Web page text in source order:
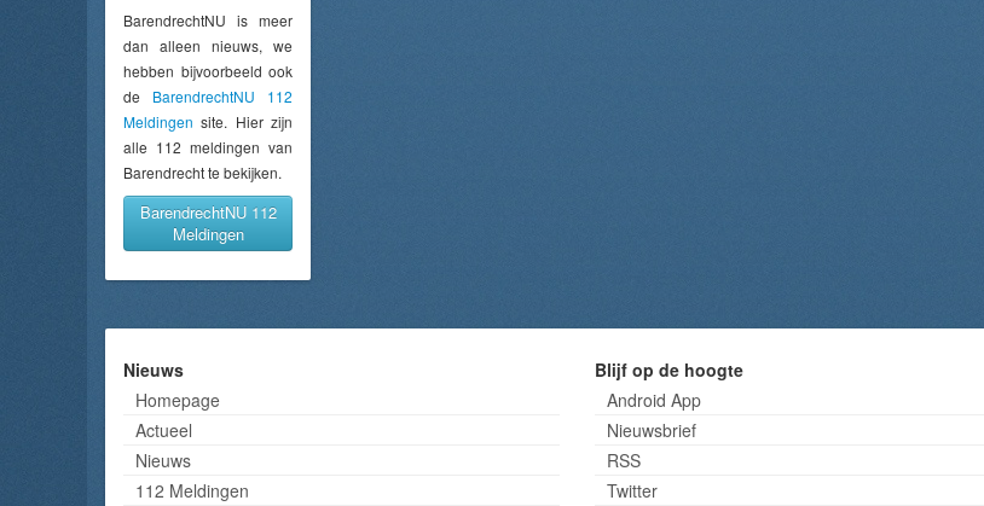
BarendrechtNU is meer
dan alleen nieuws, we
hebben bijvoorbeeld ook
de BarendrechtNU 112
Meldingen site. Hier zijn
alle 112 meldingen van
Barendrecht te bekijken.
BarendrechtNU 112
Meldingen
Nieuws
Homepage
Actueel
Nieuws
112 Meldingen
Blijf op de hoogte
Android App
Nieuwsbrief
RSS
Twitter